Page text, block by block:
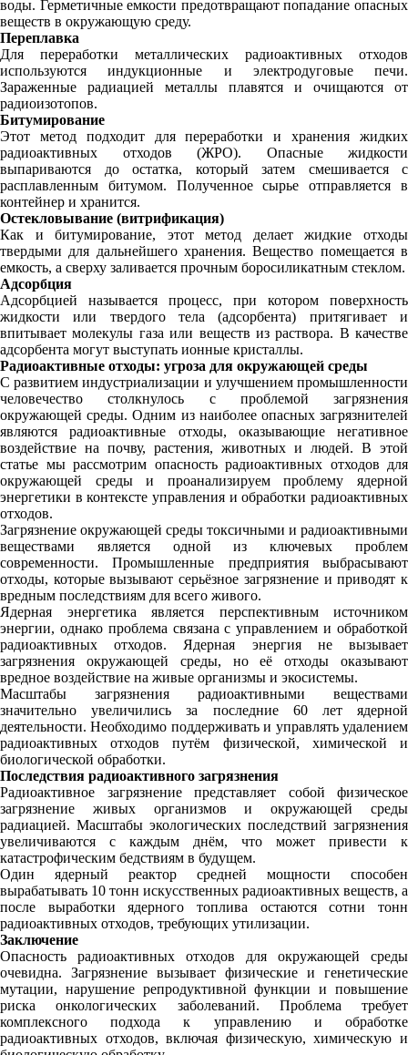
воды. Герметичные емкости предотвращают попадание опасных
веществ в окружающую среду.
Переплавка
Для переработки металлических радиоактивных отходов
используются индукционные и электродуговые печи.
Зараженные радиацией металлы плавятся и очищаются от
радиоизотопов.
Битумирование
Этот метод подходит для переработки и хранения жидких
радиоактивных отходов (ЖРО). Опасные жидкости
выпариваются до остатка, который затем смешивается с
расплавленным битумом. Полученное сырье отправляется в
контейнер и хранится.
Остекловывание (витрификация)
Как и битумирование, этот метод делает жидкие отходы
твердыми для дальнейшего хранения. Вещество помещается в
емкость, а сверху заливается прочным боросиликатным стеклом.
Адсорбция
Адсорбцией называется процесс, при котором поверхность
жидкости или твердого тела (адсорбента) притягивает и
впитывает молекулы газа или веществ из раствора. В качестве
адсорбента могут выступать ионные кристаллы.
Радиоактивные отходы: угроза для окружающей среды
С развитием индустриализации и улучшением промышленности
человечество столкнулось с проблемой загрязнения
окружающей среды. Одним из наиболее опасных загрязнителей
являются радиоактивные отходы, оказывающие негативное
воздействие на почву, растения, животных и людей. В этой
статье мы рассмотрим опасность радиоактивных отходов для
окружающей среды и проанализируем проблему ядерной
энергетики в контексте управления и обработки радиоактивных
отходов.
Загрязнение окружающей среды токсичными и радиоактивными
веществами является одной из ключевых проблем
современности. Промышленные предприятия выбрасывают
отходы, которые вызывают серьёзное загрязнение и приводят к
вредным последствиям для всего живого.
Ядерная энергетика является перспективным источником
энергии, однако проблема связана с управлением и обработкой
радиоактивных отходов. Ядерная энергия не вызывает
загрязнения окружающей среды, но её отходы оказывают
вредное воздействие на живые организмы и экосистемы.
Масштабы загрязнения радиоактивными веществами
значительно увеличились за последние 60 лет ядерной
деятельности. Необходимо поддерживать и управлять удалением
радиоактивных отходов путём физической, химической и
биологической обработки.
Последствия радиоактивного загрязнения
Радиоактивное загрязнение представляет собой физическое
загрязнение живых организмов и окружающей среды
радиацией. Масштабы экологических последствий загрязнения
увеличиваются с каждым днём, что может привести к
катастрофическим бедствиям в будущем.
Один ядерный реактор средней мощности способен
вырабатывать 10 тонн искусственных радиоактивных веществ, а
после выработки ядерного топлива остаются сотни тонн
радиоактивных отходов, требующих утилизации.
Заключение
Опасность радиоактивных отходов для окружающей среды
очевидна. Загрязнение вызывает физические и генетические
мутации, нарушение репродуктивной функции и повышение
риска онкологических заболеваний. Проблема требует
комплексного подхода к управлению и обработке
радиоактивных отходов, включая физическую, химическую и